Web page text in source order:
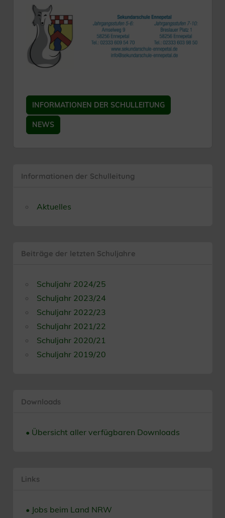
INFORMATIONEN DER SCHULLEITUNG
NEWS
Informationen der Schulleitung
Aktuelles
Beiträge der letzten Schuljahre
Schuljahr 2024/25
Schuljahr 2023/24
Schuljahr 2022/23
Schuljahr 2021/22
Schuljahr 2020/21
Schuljahr 2019/20
Downloads
• Übersicht aller verfügbaren Downloads
Links
• Jobs beim Land NRW